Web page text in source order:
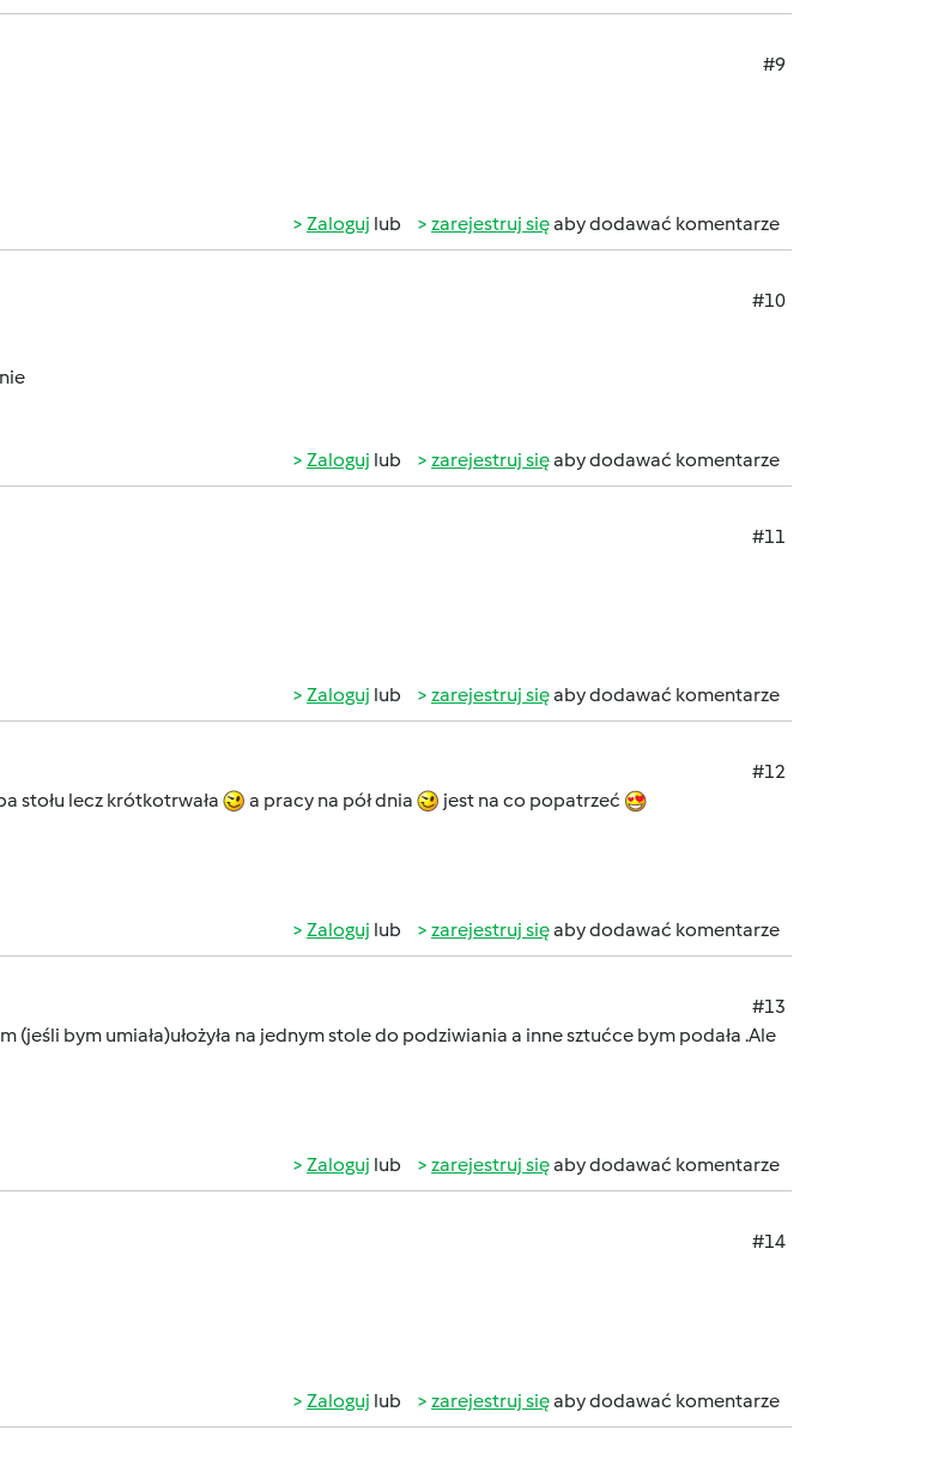
#9
Zaloguj lub zarejestruj sięaby dodawać komentarze
#10
Zaloguj lub zarejestruj sięaby dodawać komentarze
#11
Zaloguj lub zarejestruj sięaby dodawać komentarze
#12
stołu lecz krótkotrwała a pracy na pół dnia jest na co popatrzeć
Zaloguj lub zarejestruj sięaby dodawać komentarze
#13
(jeśli bym umiała)ułożyła na jednym stole do podziwiania a inne sztućce bym podała .Ale
Zaloguj lub zarejestruj sięaby dodawać komentarze
#14
Zaloguj lub zarejestruj sięaby dodawać komentarze